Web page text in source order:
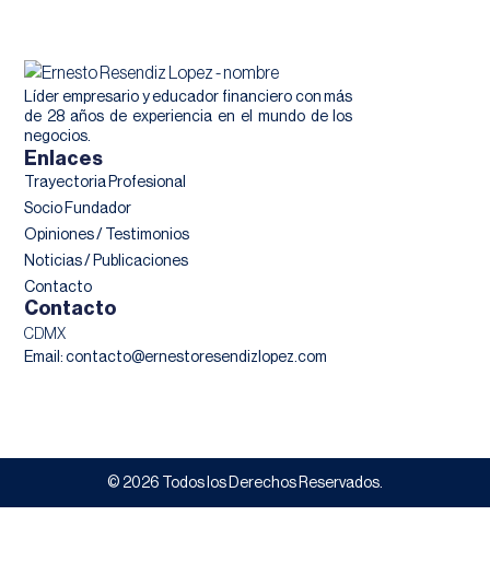
Enlaces
Trayectoria Profesional
Socio Fundador
Opiniones / Testimonios
Noticias / Publicaciones
Contacto
Líder empresario y educador financiero con más
de 28 años de experiencia en el mundo de los
negocios.
Contacto
CDMX
Email: contacto@ernestoresendizlopez.com
© 2026 Todos los Derechos Reservados.